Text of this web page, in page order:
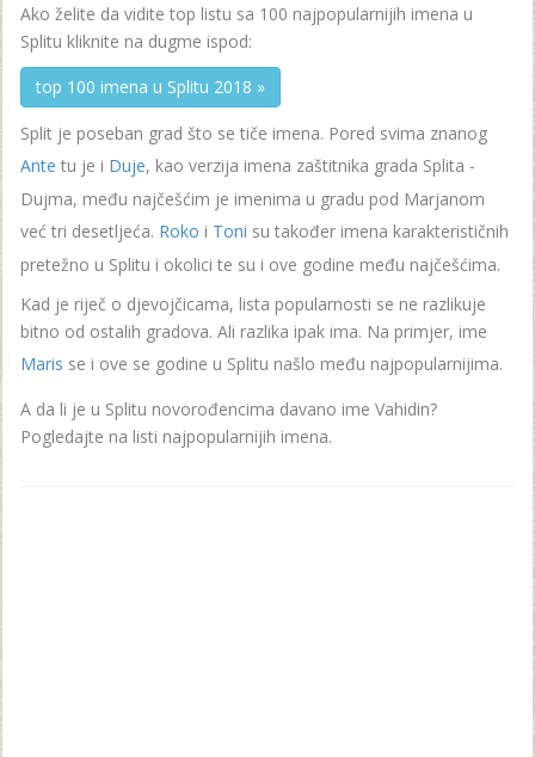
Ako želite da vidite top listu sa 100 najpopularnijih imena u
Splitu kliknite na dugme ispod:
top 100 imena u Splitu 2018 »
Split je poseban grad što se tiče imena. Pored svima znanog
Ante tu je i Duje, kao verzija imena zaštitnika grada Splita -
Dujma, među najčešćim je imenima u gradu pod Marjanom
već tri desetljeća. Roko i Toni su također imena karakterističnih
pretežno u Splitu i okolici te su i ove godine među najčešćima.
Kad je riječ o djevojčicama, lista popularnosti se ne razlikuje
bitno od ostalih gradova. Ali razlika ipak ima. Na primjer, ime
Maris se i ove se godine u Splitu našlo među najpopularnijima.
A da li je u Splitu novorođencima davano ime Vahidin?
Pogledajte na listi najpopularnijih imena.